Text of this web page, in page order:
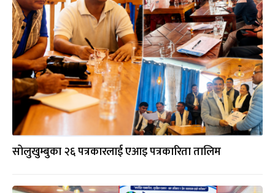
सोलुखुम्बुका २६ पत्रकारलाई एआइ पत्रकारिता तालिम